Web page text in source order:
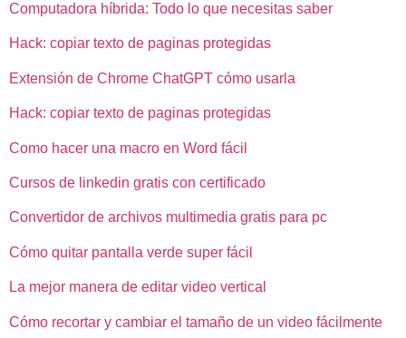
Computadora híbrida: Todo lo que necesitas saber
Hack: copiar texto de paginas protegidas
Extensión de Chrome ChatGPT cómo usarla
Hack: copiar texto de paginas protegidas
Como hacer una macro en Word fácil
Cursos de linkedin gratis con certificado
Convertidor de archivos multimedia gratis para pc
Cómo quitar pantalla verde super fácil
La mejor manera de editar video vertical
Cómo recortar y cambiar el tamaño de un video fácilmente